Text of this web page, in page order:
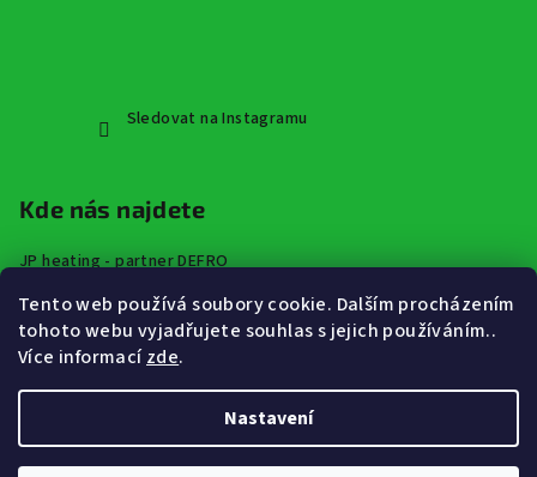
Tento web používá soubory cookie. Dalším procházením
tohoto webu vyjadřujete souhlas s jejich používáním..
Více informacízde.
Nastavení
Sledovat na Instagramu
Kde nás najdete
JP heating - partner DEFRO
Špindlerova třída 672,
413 01 Roudnice nad Labem